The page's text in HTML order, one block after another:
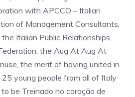
with APCCO – Italian
of Management Consultants,
Italian Public Relationships,
the Aug At Aug At
the merit of having united in
young people from all of Italy
be Treinado no coração de